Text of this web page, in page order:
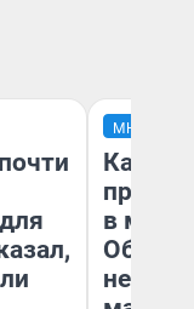
МНЕНИЕ
Какие
в
Обзор